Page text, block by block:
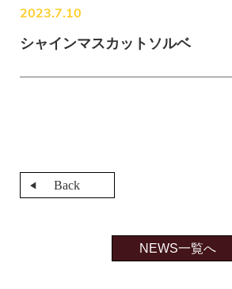
2023.7.10
シャインマスカットソルベ
Back
NEWS一覧へ